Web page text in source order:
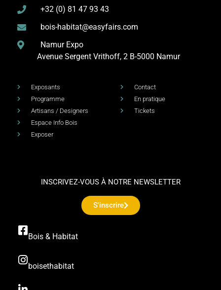
+32 (0) 81 47 93 43
bois-habitat@easyfairs.com
Namur Expo
Avenue Sergent Vrithoff, 2 B-5000 Namur
Exposants
Programme
Artisans / Designers
Espace Info Bois
Exposer
Contact
En pratique
Tickets
INSCRIVEZ-VOUS À NOTRE NEWSLETTER
S'inscrire
Bois & Habitat
boisethabitat